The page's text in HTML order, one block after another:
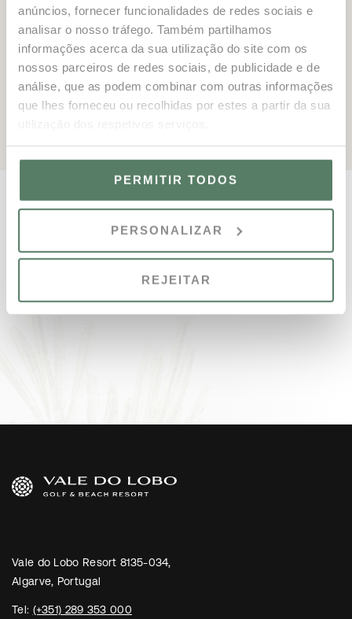
anúncios, fornecer funcionalidades de redes sociais e
analisar o nosso tráfego. Também partilhamos
informações acerca da sua utilização do site com os
nossos parceiros de redes sociais, de publicidade e de
análise, que as podem combinar com outras informações
que lhes forneceu ou recolhidas por estes a partir da sua
PERMITIR TODOS
PERSONALIZAR
REJEITAR
estiver bom o suficiente para permitir que seja realizada
ao ar livre!
Academia de Ténis de Vale do Lobo
+351 962 105 056
tennis@vdl.pt
Vale do Lobo Resort 8135-034,
Algarve, Portugal
Tel: (+351) 289 353 000